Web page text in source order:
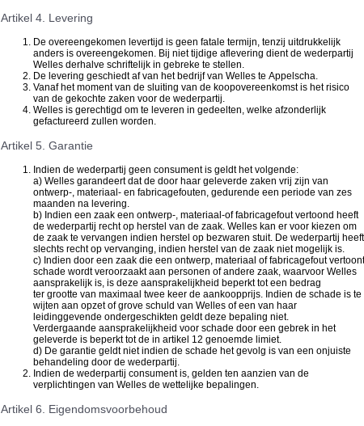
Artikel 4. Levering
De overeengekomen levertijd is geen fatale termijn, tenzij uitdrukkelijk
anders is overeengekomen. Bij niet tijdige aflevering dient de wederpartij
Welles derhalve schriftelijk in gebreke te stellen.
De levering geschiedt af van het bedrijf van Welles te Appelscha.
Vanaf het moment van de sluiting van de koopovereenkomst is het risico
van de gekochte zaken voor de wederpartij.
Welles is gerechtigd om te leveren in gedeelten, welke afzonderlijk
gefactureerd zullen worden.
Artikel 5. Garantie
Indien de wederpartij geen consument is geldt het volgende:
a) Welles garandeert dat de door haar geleverde zaken vrij zijn van
ontwerp-, materiaal- en fabricagefouten, gedurende een periode van zes
maanden na levering.
b) Indien een zaak een ontwerp-, materiaal-of fabricagefout vertoond heeft
de wederpartij recht op herstel van de zaak. Welles kan er voor kiezen om
de zaak te vervangen indien herstel op bezwaren stuit. De wederpartij heeft
slechts recht op vervanging, indien herstel van de zaak niet mogelijk is.
c) Indien door een zaak die een ontwerp, materiaal of fabricagefout vertoont
schade wordt veroorzaakt aan personen of andere zaak, waarvoor Welles
aansprakelijk is, is deze aansprakelijkheid beperkt tot een bedrag
ter grootte van maximaal twee keer de aankoopprijs. Indien de schade is te
wijten aan opzet of grove schuld van Welles of een van haar
leidinggevende ondergeschikten geldt deze bepaling niet.
Verdergaande aansprakelijkheid voor schade door een gebrek in het
geleverde is beperkt tot de in artikel 12 genoemde limiet.
d) De garantie geldt niet indien de schade het gevolg is van een onjuiste
behandeling door de wederpartij.
Indien de wederpartij consument is, gelden ten aanzien van de
verplichtingen van Welles de wettelijke bepalingen.
Artikel 6. Eigendomsvoorbehoud